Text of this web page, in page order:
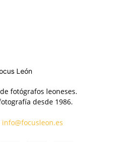
fotógrafos leoneses.
desde 1986.
info@focusleon.es